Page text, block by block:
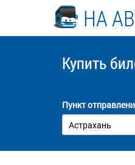
НА
Купить
Пункт